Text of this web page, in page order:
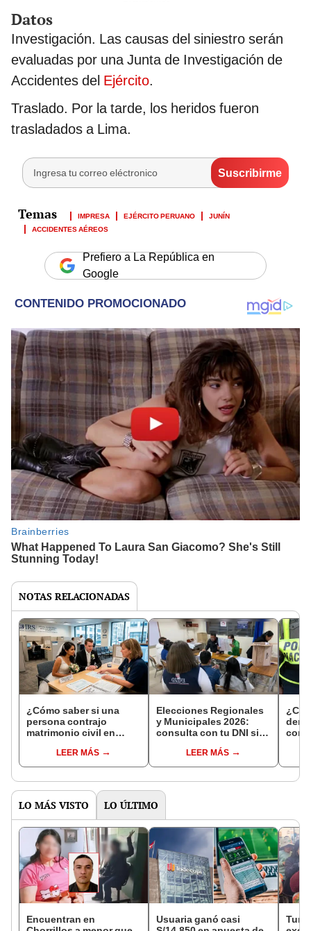
Datos
Investigación. Las causas del siniestro serán
evaluadas por una Junta de Investigación de
Accidentes del Ejército.
Traslado. Por la tarde, los heridos fueron
trasladados a Lima.
IMPRESA EJÉRCITO PERUANO
JUNÍN
ACCIDENTES AÉREOS
Prefiero a La República en
Google
NOTAS RELACIONADAS
¿Cómo saber si una
persona contrajo
matrimonio civil en
LEER MÁS
Elecciones Regionales
y Municipales 2026:
consulta con tu DNI si
de mesa para este 4 de
octubre en el link oficial
LEER MÁS
con
LO MÁS VISTO LO ÚLTIMO
Encuentran en
Usuaria ganó casi